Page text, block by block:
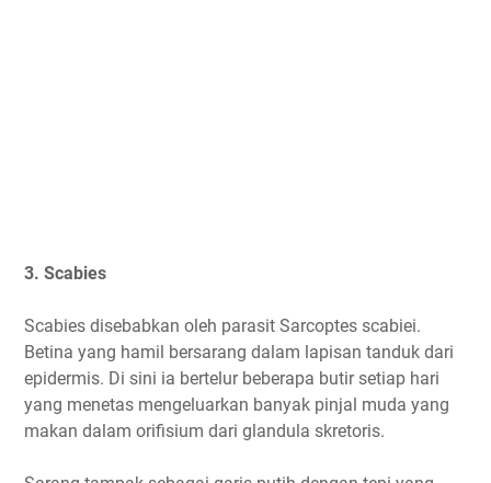
3. Scabies
Scabies disebabkan oleh parasit Sarcoptes scabiei.
Betina yang hamil bersarang dalam lapisan tanduk dari
epidermis. Di sini ia bertelur beberapa butir setiap hari
yang menetas mengeluarkan banyak pinjal muda yang
makan dalam orifisium dari glandula skretoris.